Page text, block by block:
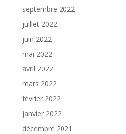
septembre 2022
juillet 2022
juin 2022
mai 2022
avril 2022
mars 2022
février 2022
janvier 2022
décembre 2021